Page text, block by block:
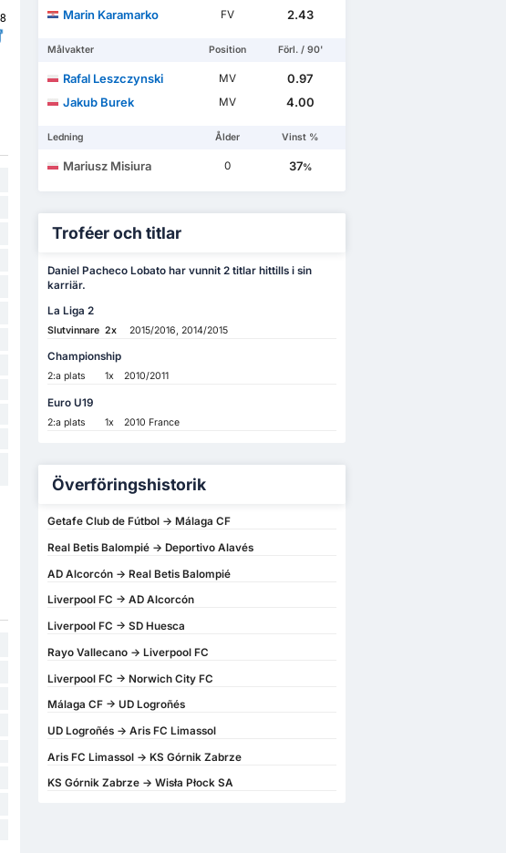
Marin Karamarko
FV 2.43
Målvakter Position Förl. / 90'
Rafal Leszczynski MV
0.97
Jakub Burek
MV 4.00
Ledning Ålder Vinst %
Mariusz Misiura 0 37%
Troféer och titlar
Daniel Pacheco Lobato har vunnit 2 titlar hittills i sin
karriär.
La Liga 2
Slutvinnare 2x 2015/2016, 2014/2015
Championship
2:a plats 1x 2010/2011
Euro U19
2:a plats 1x 2010 France
Överföringshistorik
Getafe Club de Fútbol -> Málaga CF
Real Betis Balompié -> Deportivo Alavés
AD Alcorcón -> Real Betis Balompié
Liverpool FC -> AD Alcorcón
Liverpool FC -> SD Huesca
Rayo Vallecano -> Liverpool FC
Liverpool FC -> Norwich City FC
Málaga CF -> UD Logroñés
UD Logroñés -> Aris FC Limassol
Aris FC Limassol -> KS Górnik Zabrze
KS Górnik Zabrze -> Wisła Płock SA